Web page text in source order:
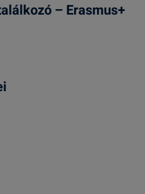
– Erasmus+